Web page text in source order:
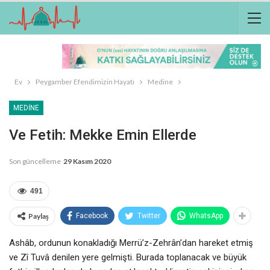
Ev Peygamber Efendimizin Hayatı Medine
MEDINE
Ve Fetih: Mekke Emin Ellerde
Son güncelleme 29 Kasım 2020
491
Paylaş Facebook Twitter WhatsApp
Ashâb, ordunun konakladığı Merrü’z-Zehrân’dan hareket etmiş
ve Zî Tuvâ denilen yere gelmişti. Burada toplanacak ve büyük